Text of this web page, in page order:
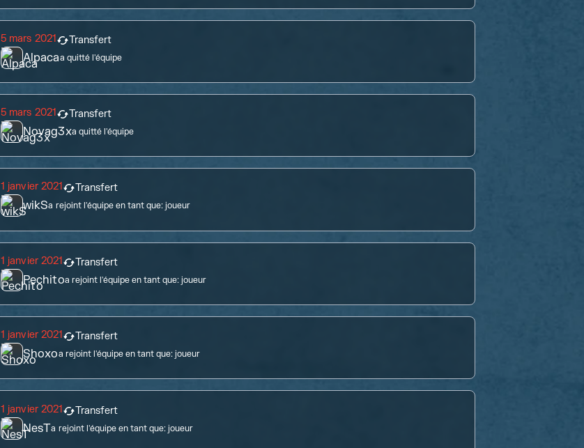
5 mars 2021 Transfert
Alpacaa quitté l'équipe
5 mars 2021 Transfert
Novag3xa quitté l'équipe
1 janvier 2021 Transfert
wikSa rejoint l'équipe en tant que:joueur
1 janvier 2021 Transfert
Pechitoa rejoint l'équipe en tant que:joueur
1 janvier 2021 Transfert
Shoxoa rejoint l'équipe en tant que:joueur
1 janvier 2021 Transfert
NesTa rejoint l'équipe en tant que:joueur